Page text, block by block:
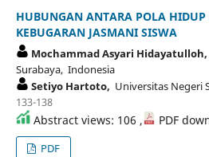
HUBUNGAN ANTARA POLA HIDUP
KEBUGARAN JASMANI SISWA
Mochammad Asyari Hidayatulloh,
Surabaya, Indonesia
Setiyo Hartoto, Universitas Negeri
133-138
Abstract views: 106 , PDF
PDF